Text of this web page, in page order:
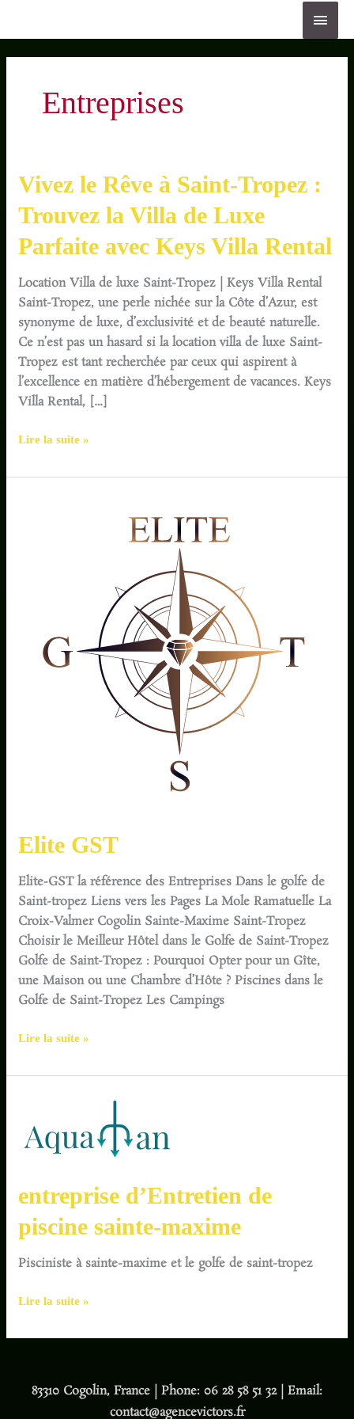
Entreprises
Vivez le Rêve à Saint-Tropez :
Trouvez la Villa de Luxe
Parfaite avec Keys Villa Rental
Location Villa de luxe Saint-Tropez | Keys Villa Rental
Saint-Tropez, une perle nichée sur la Côte d’Azur, est
synonyme de luxe, d’exclusivité et de beauté naturelle.
Ce n’est pas un hasard si la location villa de luxe Saint-
Tropez est tant recherchée par ceux qui aspirent à
l’excellence en matière d’hébergement de vacances. Keys
Villa Rental, […]
Vivez
Rêve
à
Saint-
Tropez
:
Trouvez
la
Villa
de
Luxe
avec
Villa
Lire la suite »
Elite GST
Elite-GST la référence des Entreprises Dans le golfe de
Saint-tropez Liens vers les Pages La Mole Ramatuelle La
Croix-Valmer Cogolin Sainte-Maxime Saint-Tropez
Choisir le Meilleur Hôtel dans le Golfe de Saint-Tropez
Golfe de Saint-Tropez : Pourquoi Opter pour un Gîte,
une Maison ou une Chambre d’Hôte ? Piscines dans le
Golfe de Saint-Tropez Les Campings
Lire la suite »
entreprise d’Entretien de
piscine sainte-maxime
Pisciniste à sainte-maxime et le golfe de saint-tropez
de
maxime
Lire la suite »
83310 Cogolin, France | Phone: 06 28 58 51 32 | Email:
contact@agencevictors.fr